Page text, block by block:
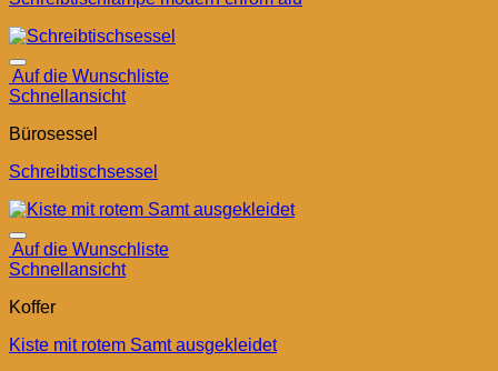
Auf die Wunschliste
Schnellansicht
Bürosessel
Schreibtischsessel
Auf die Wunschliste
Schnellansicht
Koffer
Kiste mit rotem Samt ausgekleidet